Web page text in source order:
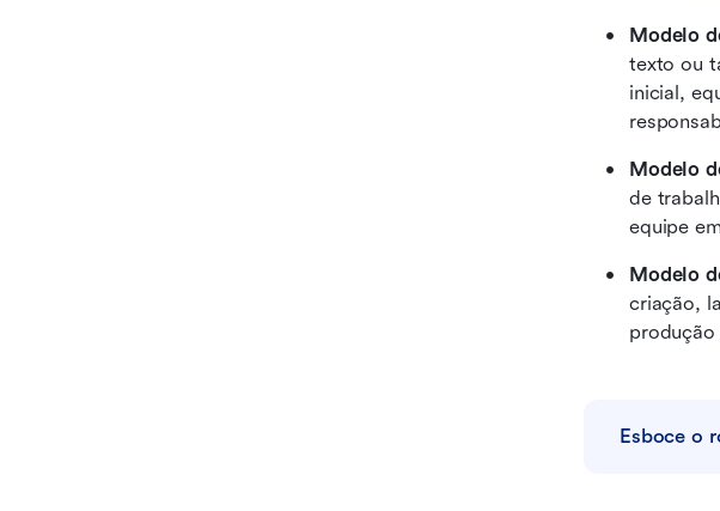
Modelo
texto ou
inicial,
Modelo
de
equipe
Modelo
criação,
produção
Esboce o